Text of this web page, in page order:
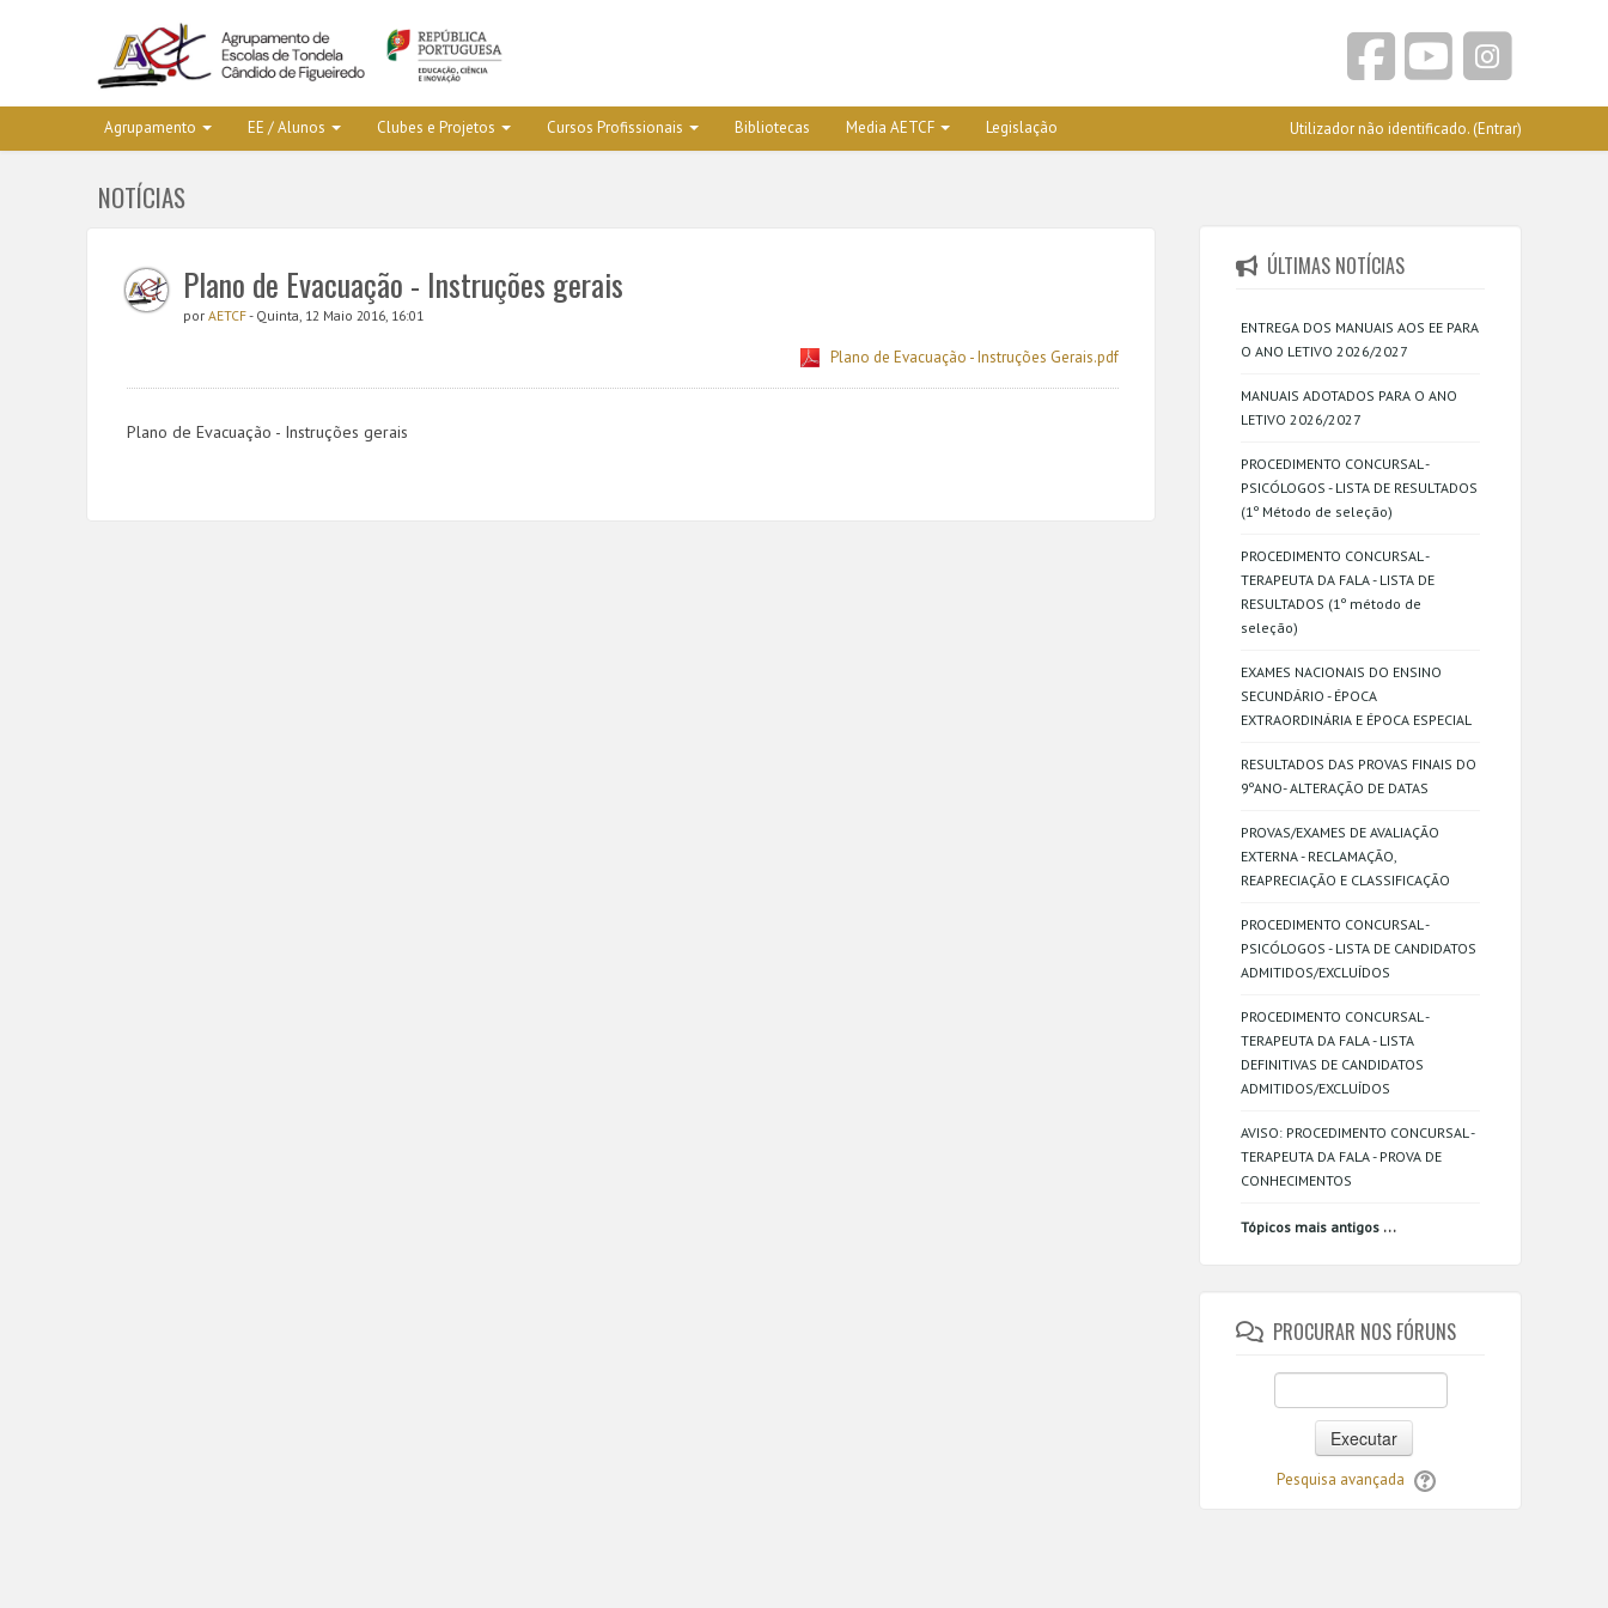
Agrupamento EE / Alunos Clubes e Projetos Cursos Profissionais Bibliotecas Media AETCF Legislação Utilizador não identificado. (Entrar)
NOTÍCIAS
Plano de Evacuação - Instruções gerais
por AETCF- Quinta, 12 Maio 2016, 16:01
Plano de Evacuação - Instruções Gerais.pdf
Plano de Evacuação - Instruções gerais
ÚLTIMAS NOTÍCIAS
ENTREGA DOS MANUAIS AOS EE PARA
O ANO LETIVO 2026/2027
MANUAIS ADOTADOS PARA O ANO
LETIVO 2026/2027
PROCEDIMENTO CONCURSAL -
PSICÓLOGOS - LISTA DE RESULTADOS
(1º Método de seleção)
PROCEDIMENTO CONCURSAL -
TERAPEUTA DA FALA - LISTA DE
RESULTADOS (1º método de
seleção)
EXAMES NACIONAIS DO ENSINO
SECUNDÁRIO - ÉPOCA
EXTRAORDINÁRIA E ÉPOCA ESPECIAL
RESULTADOS DAS PROVAS FINAIS DO
9ºANO- ALTERAÇÃO DE DATAS
PROVAS/EXAMES DE AVALIAÇÃO
EXTERNA - RECLAMAÇÃO,
REAPRECIAÇÃO E CLASSIFICAÇÃO
PROCEDIMENTO CONCURSAL -
PSICÓLOGOS - LISTA DE CANDIDATOS
ADMITIDOS/EXCLUÍDOS
PROCEDIMENTO CONCURSAL -
TERAPEUTA DA FALA - LISTA
DEFINITIVAS DE CANDIDATOS
ADMITIDOS/EXCLUÍDOS
AVISO: PROCEDIMENTO CONCURSAL -
TERAPEUTA DA FALA - PROVA DE
CONHECIMENTOS
Tópicos mais antigos ...
PROCURAR NOS FÓRUNS
Executar
Pesquisa avançada